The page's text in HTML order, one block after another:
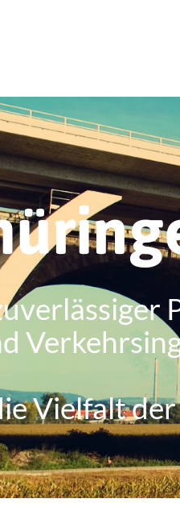
Vielfalt